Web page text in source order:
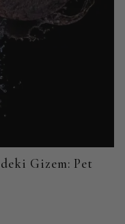
Gizem: Pet